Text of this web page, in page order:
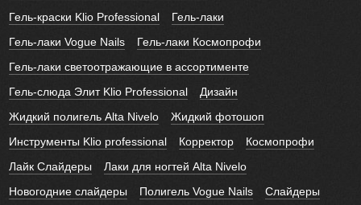
Гель-краски Klio Professional
Гель-лаки
Гель-лаки Vogue Nails
Гель-лаки Космопрофи
Гель-лаки светоотражающие в ассортименте
Гель-слюда Элит Klio Professional
Дизайн
Жидкий полигель Alta Nivelo
Жидкий фотошоп
Инструменты Klio professional
Корректор
Космопрофи
Лайк Слайдеры
Лаки для ногтей Alta Nivelo
Новогодние слайдеры
Полигель Vogue Nails
Слайдеры